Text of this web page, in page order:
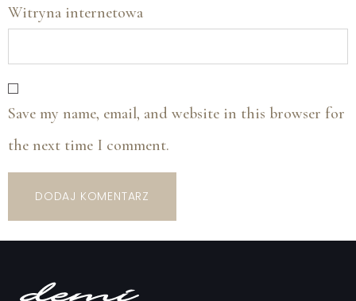
Witryna internetowa
Save my name, email, and website in this browser for
the next time I comment.